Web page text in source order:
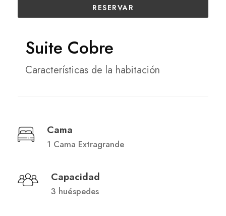
RESERVAR
Suite Cobre
Características de la habitación
Cama
1 Cama Extragrande
Capacidad
3 huéspedes